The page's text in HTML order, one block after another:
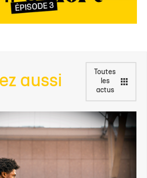
aussi
Toutes
les
actus